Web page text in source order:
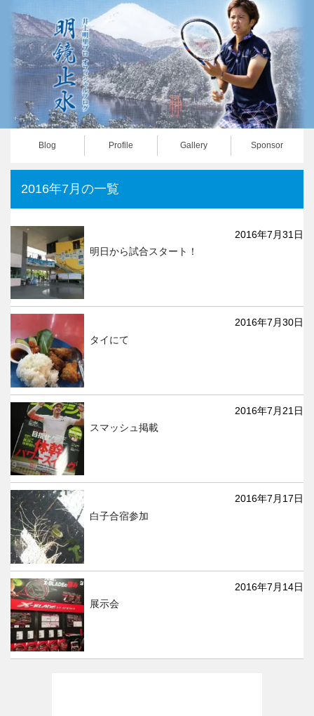
Blog Profile Gallery Sponsor
2016年7月の一覧
2016年7月31日
明日から試合スタート！
2016年7月30日
タイにて
2016年7月21日
スマッシュ掲載
2016年7月17日
白子合宿参加
2016年7月14日
展示会